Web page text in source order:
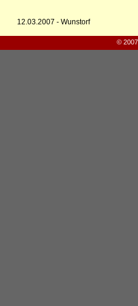
12.03.2007 - Wunstorf
©